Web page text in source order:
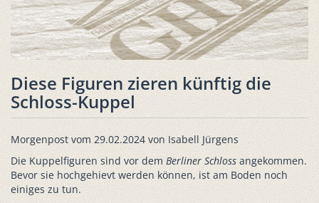
Diese Figuren zieren künftig die
Schloss-Kuppel
Morgenpost vom 29.02.2024 von Isabell Jürgens
Die Kuppelfiguren sind vor dem Berliner Schloss angekommen.
Bevor sie hochgehievt werden können, ist am Boden noch
einiges zu tun.